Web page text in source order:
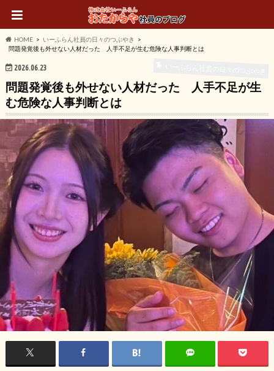
HOME
いーふらん社員の日々のつぶやき
問題発覚後も外せない人材だった 人手不足が生む危険な人事判断とは
2026.06.23
問題発覚後も外せない人材だった 人手不足が生
む危険な人事判断とは